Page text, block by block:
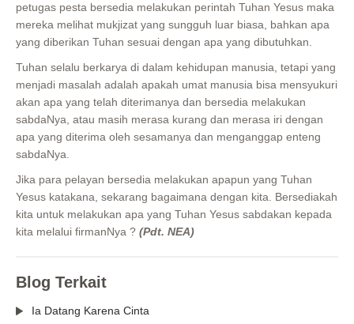
petugas pesta bersedia melakukan perintah Tuhan Yesus maka
mereka melihat mukjizat yang sungguh luar biasa, bahkan apa
yang diberikan Tuhan sesuai dengan apa yang dibutuhkan.
Tuhan selalu berkarya di dalam kehidupan manusia, tetapi yang
menjadi masalah adalah apakah umat manusia bisa mensyukuri
akan apa yang telah diterimanya dan bersedia melakukan
sabdaNya, atau masih merasa kurang dan merasa iri dengan
apa yang diterima oleh sesamanya dan menganggap enteng
sabdaNya.
Jika para pelayan bersedia melakukan apapun yang Tuhan
Yesus katakana, sekarang bagaimana dengan kita. Bersediakah
kita untuk melakukan apa yang Tuhan Yesus sabdakan kepada
kita melalui firmanNya ? (Pdt. NEA)
Blog Terkait
Ia Datang Karena Cinta